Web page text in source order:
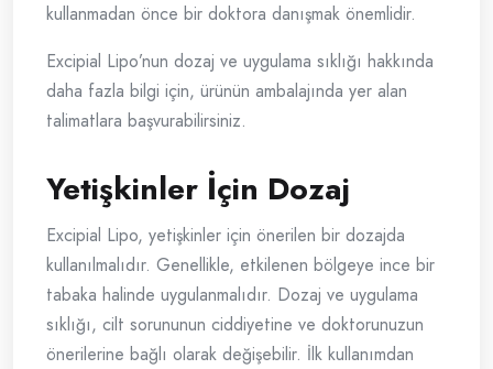
kullanmadan önce bir doktora danışmak önemlidir.
Excipial Lipo’nun dozaj ve uygulama sıklığı hakkında
daha fazla bilgi için, ürünün ambalajında yer alan
talimatlara başvurabilirsiniz.
Yetişkinler İçin Dozaj
Excipial Lipo, yetişkinler için önerilen bir dozajda
kullanılmalıdır. Genellikle, etkilenen bölgeye ince bir
tabaka halinde uygulanmalıdır. Dozaj ve uygulama
sıklığı, cilt sorununun ciddiyetine ve doktorunuzun
önerilerine bağlı olarak değişebilir. İlk kullanımdan